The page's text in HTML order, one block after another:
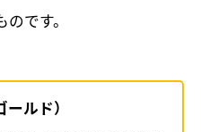
です。
ルド）